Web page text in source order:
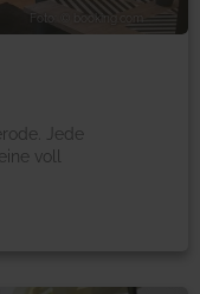
Foto: © booking.com
Jede
voll